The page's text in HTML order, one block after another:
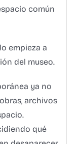
común
empieza a
del museo.
ya no
archivos
qué